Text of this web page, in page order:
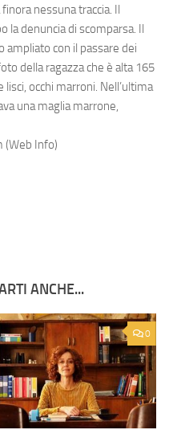
nessuna traccia. Il
denuncia di scomparsa. Il
ampliato con il passare dei
della ragazza che è alta 165
occhi marroni. Nell’ultima
una maglia marrone,
Info)
ANCHE...
0